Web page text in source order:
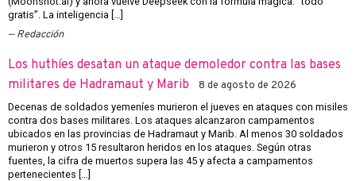
gratis”. La inteligencia […]
Redacción
Los huthíes desatan un ataque demoledor contra las bases
militares de Hadramaut y Marib
8 de agosto de 2026
Decenas de soldados yemeníes murieron el jueves en ataques con misiles
contra dos bases militares. Los ataques alcanzaron campamentos
ubicados en las provincias de Hadramaut y Marib. Al menos 30 soldados
murieron y otros 15 resultaron heridos en los ataques. Según otras
fuentes, la cifra de muertos supera las 45 y afecta a campamentos
pertenecientes […]